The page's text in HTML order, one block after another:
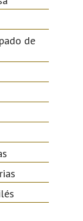
de